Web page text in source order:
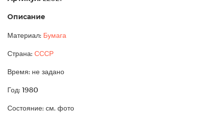
Описание
Материал: Бумага
Страна: СССР
Время: не задано
Год: 1980
Состояние: см. фото